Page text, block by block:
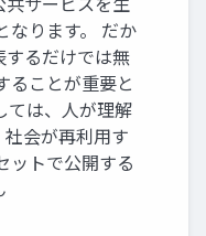
なります。 だか
するだけでは無
ることが重要と
ては、人が理解
会が再利用す
ットで公開する